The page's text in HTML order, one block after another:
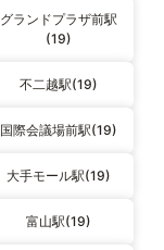
グランドプラザ前駅
(19)
不二越駅(19)
国際会議場前駅(19)
大手モール駅(19)
富山駅(19)